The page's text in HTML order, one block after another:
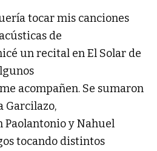
tocar mis canciones
de
un recital en El Solar de
acompañen. Se sumaron
Garcilazo,
Paolantonio y Nahuel
tocando distintos